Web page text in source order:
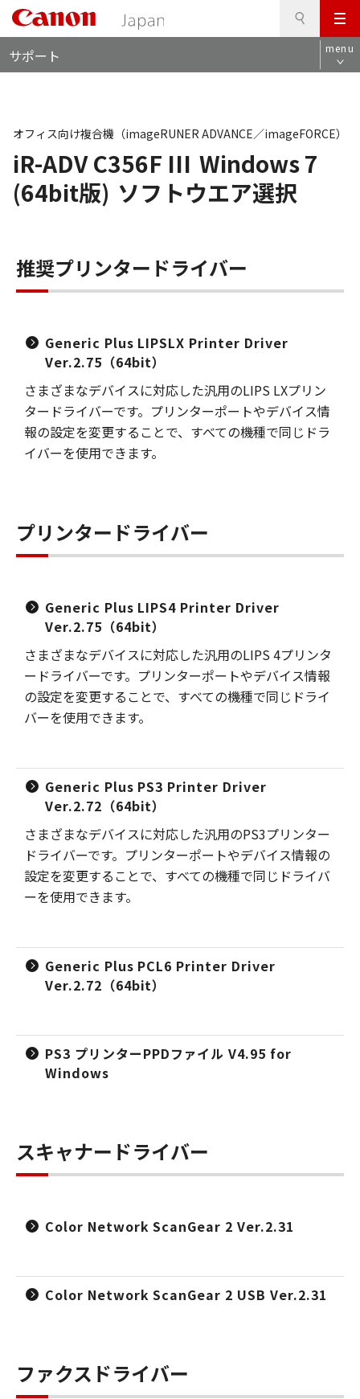
メ
ニ
ュ
サポート menu
iR-ADV C356F III Windows 7
(64bit版) ソフトウエア選択
オフィス向け複合機（imageRUNER ADVANCE／imageFORCE）
推奨プリンタードライバー
Generic Plus LIPSLX Printer Driver
Ver.2.75（64bit）
さまざまなデバイスに対応した汎用のLIPS LXプリン
タードライバーです。プリンターポートやデバイス情
報の設定を変更することで、すべての機種で同じドラ
イバーを使用できます。
プリンタードライバー
Generic Plus LIPS4 Printer Driver
Ver.2.75（64bit）
さまざまなデバイスに対応した汎用のLIPS 4プリンタ
ードライバーです。プリンターポートやデバイス情報
の設定を変更することで、すべての機種で同じドライ
バーを使用できます。
Generic Plus PS3 Printer Driver
Ver.2.72（64bit）
さまざまなデバイスに対応した汎用のPS3プリンター
ドライバーです。プリンターポートやデバイス情報の
設定を変更することで、すべての機種で同じドライバ
ーを使用できます。
Generic Plus PCL6 Printer Driver
Ver.2.72（64bit）
PS3 プリンターPPDファイル V4.95 for
Windows
スキャナードライバー
Color Network ScanGear 2 Ver.2.31
Color Network ScanGear 2 USB Ver.2.31
ファクスドライバー